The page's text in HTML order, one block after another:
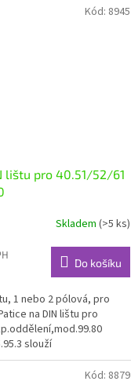
lištu pro 40.51/52/61
Skladem (>5 ks)
Do košíku
1 nebo 2 pólová, pro
na DIN lištu pro
slouží
Kód: 8945
Kód: 8879